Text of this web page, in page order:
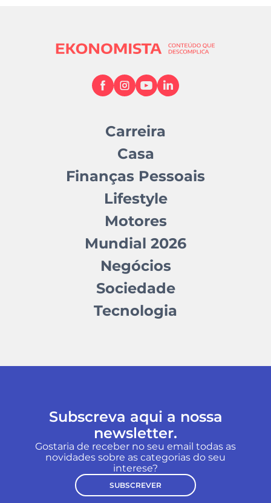
Carreira
Casa
Finanças Pessoais
Lifestyle
Motores
Mundial 2026
Negócios
Sociedade
Tecnologia
Subscreva aqui a nossa
newsletter.
Gostaria de receber no seu email todas as
novidades sobre as categorias do seu
interese?
SUBSCREVER